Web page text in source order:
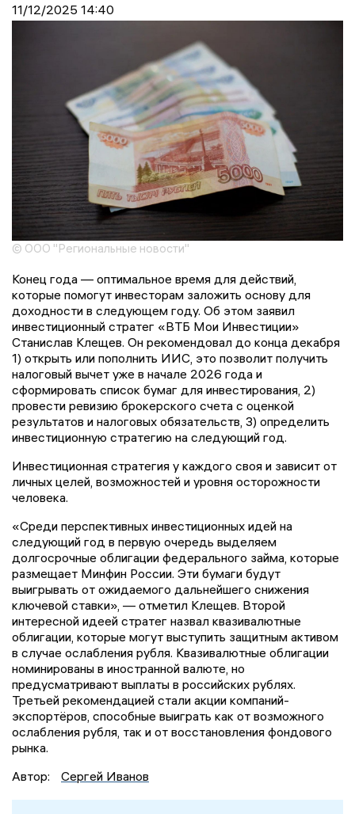
11/12/2025 14:40
© ООО "Региональные новости"
Конец года — оптимальное время для действий,
которые помогут инвесторам заложить основу для
доходности в следующем году. Об этом заявил
инвестиционный стратег «ВТБ Мои Инвестиции»
Станислав Клещев. Он рекомендовал до конца декабря
1) открыть или пополнить ИИС, это позволит получить
налоговый вычет уже в начале 2026 года и
сформировать список бумаг для инвестирования, 2)
провести ревизию брокерского счета с оценкой
результатов и налоговых обязательств, 3) определить
инвестиционную стратегию на следующий год.
Инвестиционная стратегия у каждого своя и зависит от
личных целей, возможностей и уровня осторожности
человека.
«Среди перспективных инвестиционных идей на
следующий год в первую очередь выделяем
долгосрочные облигации федерального займа, которые
размещает Минфин России. Эти бумаги будут
выигрывать от ожидаемого дальнейшего снижения
ключевой ставки», — отметил Клещев. Второй
интересной идеей стратег назвал квазивалютные
облигации, которые могут выступить защитным активом
в случае ослабления рубля. Квазивалютные облигации
номинированы в иностранной валюте, но
предусматривают выплаты в российских рублях.
Третьей рекомендацией стали акции компаний-
экспортёров, способные выиграть как от возможного
ослабления рубля, так и от восстановления фондового
рынка.
Автор:
Сергей Иванов